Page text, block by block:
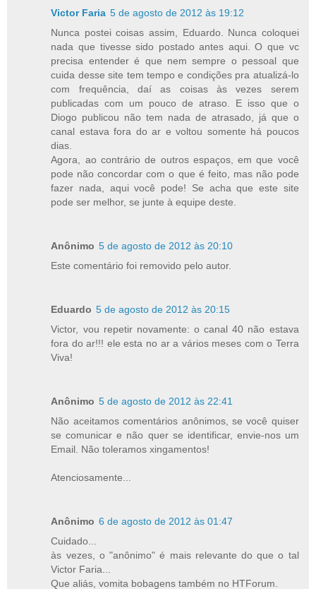
Victor Faria 5 de agosto de 2012 às 19:12
Nunca postei coisas assim, Eduardo. Nunca coloquei
nada que tivesse sido postado antes aqui. O que vc
precisa entender é que nem sempre o pessoal que
cuida desse site tem tempo e condições pra atualizá-lo
com frequência, daí as coisas às vezes serem
publicadas com um pouco de atraso. E isso que o
Diogo publicou não tem nada de atrasado, já que o
canal estava fora do ar e voltou somente há poucos
dias.
Agora, ao contrário de outros espaços, em que você
pode não concordar com o que é feito, mas não pode
fazer nada, aqui você pode! Se acha que este site
pode ser melhor, se junte à equipe deste.
Anônimo 5 de agosto de 2012 às 20:10
Este comentário foi removido pelo autor.
Eduardo 5 de agosto de 2012 às 20:15
Victor, vou repetir novamente: o canal 40 não estava
fora do ar!!! ele esta no ar a vários meses com o Terra
Viva!
Anônimo 5 de agosto de 2012 às 22:41
Não aceitamos comentários anônimos, se você quiser
se comunicar e não quer se identificar, envie-nos um
Email. Não toleramos xingamentos!
Atenciosamente...
Anônimo 6 de agosto de 2012 às 01:47
Cuidado...
às vezes, o "anônimo" é mais relevante do que o tal
Victor Faria...
Que aliás, vomita bobagens também no HTForum.